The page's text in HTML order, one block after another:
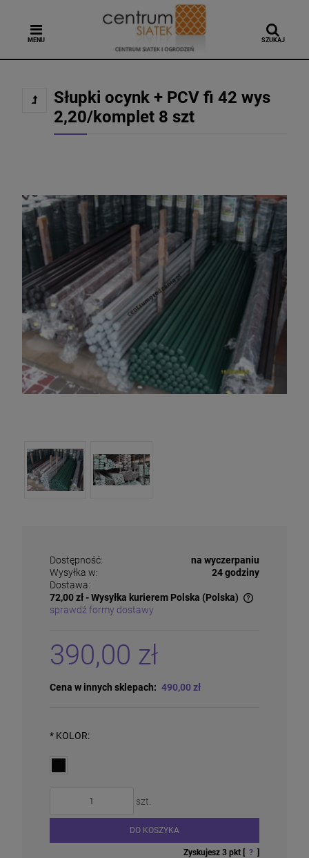
MENU SZUKAJ
Siatka Leśna węzłowa 150/16/10 25m PCV
250,00 zł
Słupki ocynk + PCV fi 42 wys
2,20/komplet 8 szt
Dostępność:
na wyczerpaniu
Wysyłka w:
24 godziny
Dostawa:
72,00 zł- Wysyłka kurierem Polska (Polska)
Cena nie zawiera ewentualnych kosztów płatności
sprawdź formy dostawy
390,00 zł
Cena w innych sklepach: 490,00 zł
* KOLOR:
szt.
DO KOSZYKA
Zyskujesz 3 pkt [ ? ]